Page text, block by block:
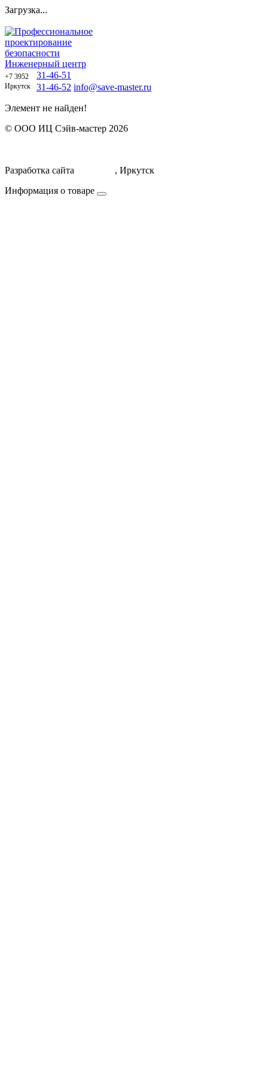
Загрузка...
Профессиональное
проектирование
безопасности
Инженерный центр
+7 3952
Иркутск
31-46-51
31-46-52 info@save-master.ru
Элемент не найден!
© ООО ИЦ Сэйв-мастер 2026
Разработка сайта
, Иркутск
Информация о товаре